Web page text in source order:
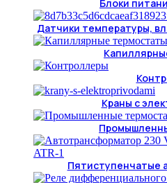
Блоки
Датчики температуры,
Краны с
Пятиступенчатые